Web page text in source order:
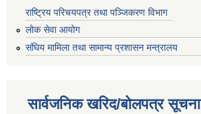
राष्ट्रिय परिचयपत्र तथा पञ्जिकरण विभाग
लोक सेवा आयोग
संघिय मामिला तथा सामान्य प्रशासन मन्त्रालय
सार्वजनिक खरिद/बोलपत्र सूचना